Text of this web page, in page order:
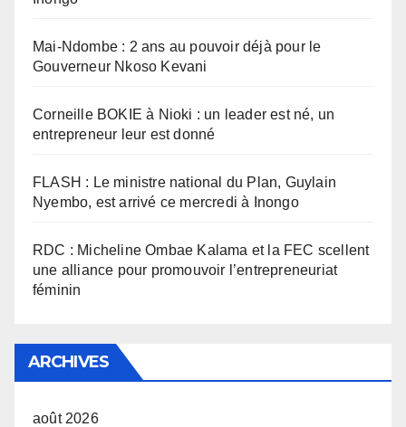
Mai-Ndombe : 2 ans au pouvoir déjà pour le
Gouverneur Nkoso Kevani
Corneille BOKIE à Nioki : un leader est né, un
entrepreneur leur est donné
FLASH : Le ministre national du Plan, Guylain
Nyembo, est arrivé ce mercredi à Inongo
RDC : Micheline Ombae Kalama et la FEC scellent
une alliance pour promouvoir l’entrepreneuriat
féminin
ARCHIVES
août 2026